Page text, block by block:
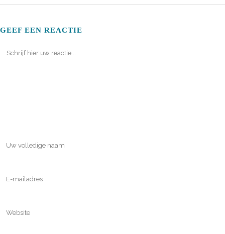
GEEF EEN REACTIE